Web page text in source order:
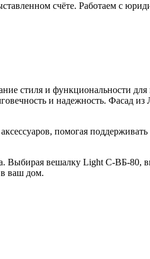
счёте. Работаем с
стиля и функциональности
и надежность. Фасад
помогая
вешалку Light С-ВБ-80,
в ваш дом.